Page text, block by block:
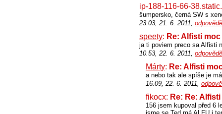
ip-188-116-66-
šumpersko, černá SW s
23.03, 21. 6. 2011,
speety: Re: Alfisti
ja ti poviem preco sa Alfisti
10.53, 22. 6. 2011,
Márty: Re: Alfisti
a nebo tak ale spíše je
16.09, 22. 6. 2011,
fikocx: Re: Re:
156 jsem kupoval před 6